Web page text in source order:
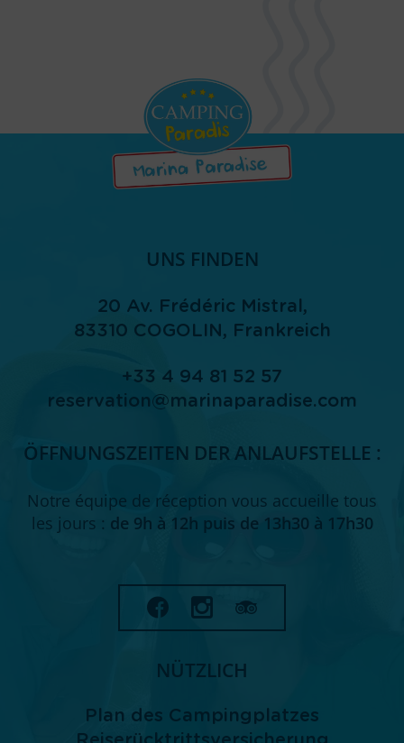
UNS FINDEN
20 Av. Frédéric Mistral,
83310 COGOLIN , Frankreich
+33 4 94 81 52 57
reservation@marinaparadise.com
ÖFFNUNGSZEITEN DER ANLAUFSTELLE :
Notre équipe de réception vous accueille tous
les jours : de 9h à 12h puis de 13h30 à 17h30
NÜTZLICH
Plan des Campingplatzes